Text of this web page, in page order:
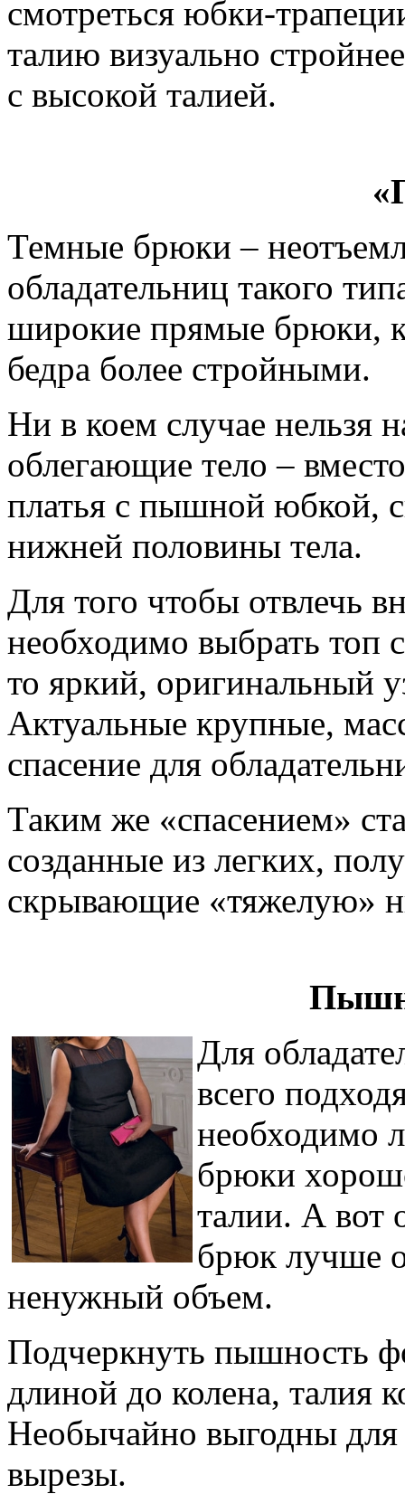
смотреться юбки-
талию визуально
с высокой талией.
Темные брюки –
обладательниц такого
широкие прямые брюки,
бедра более стройными.
Ни в коем случае нельзя
облегающие тело –
платья с пышной юбкой,
нижней половины тела.
Для того чтобы отвлечь
необходимо выбрать топ
то яркий, оригинальный
Актуальные крупные,
спасение для
Таким же «спасением»
созданные из легких,
скрывающие «тяжелую»
Для
всего
необходимо
брюки
талии. А вот
брюк лучше
ненужный объем.
Подчеркнуть пышность
длиной до колена, талия
Необычайно выгодны
вырезы.